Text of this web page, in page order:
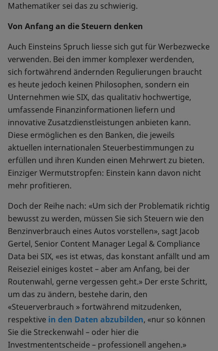
Mathematiker sei das zu schwierig.
Von Anfang an die Steuern denken
Auch Einsteins Spruch liesse sich gut für Werbezwecke
verwenden. Bei den immer komplexer werdenden,
sich fortwährend ändernden Regulierungen braucht
es heute jedoch keinen Philosophen, sondern ein
Unternehmen wie SIX, das qualitativ hochwertige,
umfassende Finanzinformationen liefern und
innovative Zusatzdienstleistungen anbieten kann.
Diese ermöglichen es den Banken, die jeweils
aktuellen internationalen Steuerbestimmungen zu
erfüllen und ihren Kunden einen Mehrwert zu bieten.
Einziger Wermutstropfen: Einstein kann davon nicht
mehr profitieren.
Doch der Reihe nach: «Um sich der Problematik richtig
bewusst zu werden, müssen Sie sich Steuern wie den
Benzinverbrauch eines Autos vorstellen», sagt Jacob
Gertel, Senior Content Manager Legal & Compliance
Data bei SIX, «es ist etwas, das konstant anfällt und am
Reiseziel einiges kostet – aber am Anfang, bei der
Routenwahl, gerne vergessen geht.» Der erste Schritt,
um das zu ändern, bestehe darin, den
«Steuerverbrauch » fortwährend mitzudenken,
respektive in den Daten abzubilden, «nur so können
Sie die Streckenwahl – oder hier die
Investmententscheide – professionell angehen.»